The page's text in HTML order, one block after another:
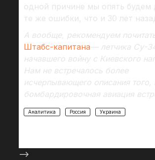
одной причине мы опять будем
те же ошибки, что и 30 лет
А вообще, рекомендуем
Штабс-капитана — летчика Су-
начавшего войну с Киевского
Нам не встречалось более
исчерпывающего описания того,
бомбардировочная авиация
Аналитика Россия Украина
-->